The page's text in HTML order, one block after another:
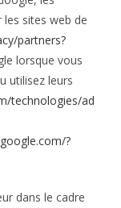
les sites web de
partners?
lorsque vous
utilisez leurs
technologies/ad
?
dans le cadre